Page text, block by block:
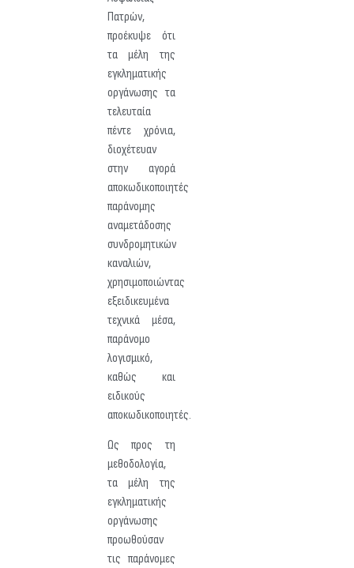
Πατρών,
προέκυψε ότι
τα μέλη της
εγκληματικής
οργάνωσης τα
τελευταία
πέντε χρόνια,
διοχέτευαν
στην αγορά
αποκωδικοποιητές
παράνομης
αναμετάδοσης
συνδρομητικών
καναλιών,
χρησιμοποιώντας
εξειδικευμένα
τεχνικά μέσα,
παράνομο
λογισμικό,
καθώς και
ειδικούς
αποκωδικοποιητές.
Ως προς τη
μεθοδολογία,
τα μέλη της
εγκληματικής
οργάνωσης
προωθούσαν
τις παράνομες